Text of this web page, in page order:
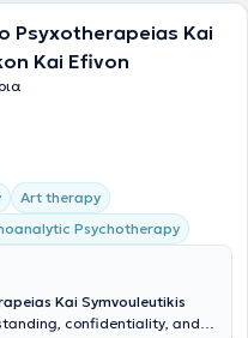
Psyxotherapeias Kai
Kai Efivon
Art therapy
Psychotherapy
Kai Symvouleutikis
confidentiality, and